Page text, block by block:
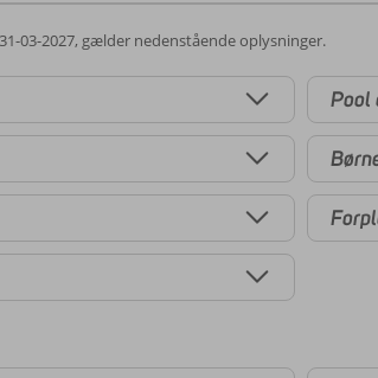
03-2027, gælder nedenstående oplysninger.
Pool